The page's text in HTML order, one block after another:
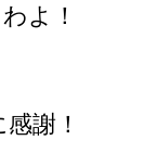
よ！
謝！